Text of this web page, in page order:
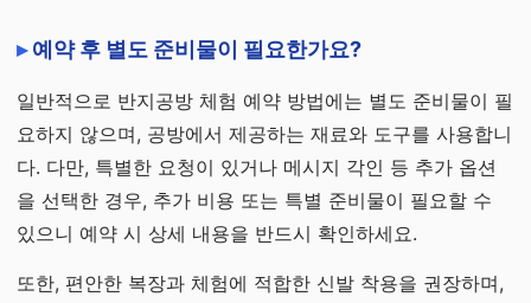
예약 후 별도 준비물이 필요한가요?
일반적으로 반지공방 체험 예약 방법에는 별도 준비물이 필
요하지 않으며, 공방에서 제공하는 재료와 도구를 사용합니
다. 다만, 특별한 요청이 있거나 메시지 각인 등 추가 옵션
을 선택한 경우, 추가 비용 또는 특별 준비물이 필요할 수
있으니 예약 시 상세 내용을 반드시 확인하세요.
또한, 편안한 복장과 체험에 적합한 신발 착용을 권장하며,